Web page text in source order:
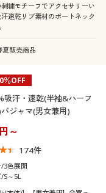
繍モチーフでアクセサリーい
汗速乾リブ素材のボートネック
夏販売商品
％OFF
吸汗・速乾(半袖&ハーフ
ジャマ(男女兼用)
～
174件
3色展開
S～5L